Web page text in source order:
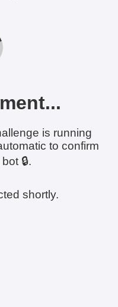
is running
to confirm
🔒.
shortly.